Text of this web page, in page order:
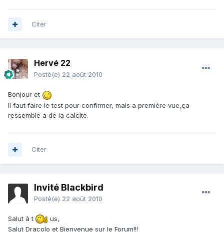
Citer
Hervé 22
Posté(e) 22 août 2010
Bonjour et
Il faut faire le test pour confirmer, mais a première vue,ça
ressemble a de la calcite.
Citer
Invité Blackbird
Posté(e) 22 août 2010
Salut à t
us,
Salut Dracolo et Bienvenue sur le Forum!!!